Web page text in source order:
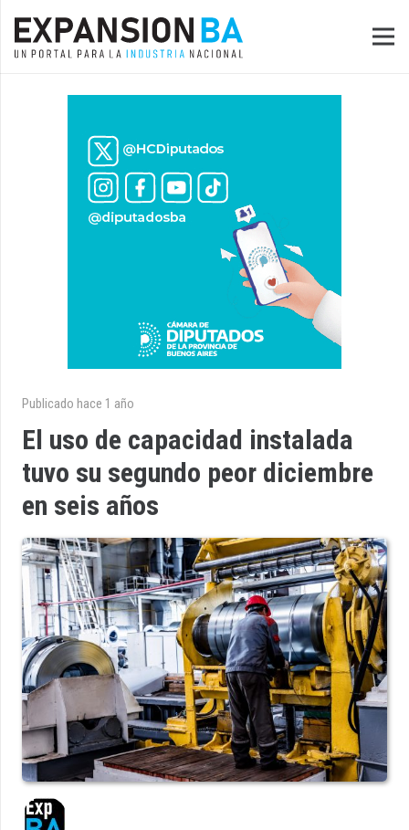
Publicado hace 1 año
El uso de capacidad instalada
tuvo su segundo peor diciembre
en seis años